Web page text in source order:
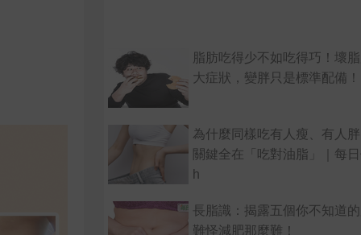
脂肪吃得少不如吃得巧！壞
大症狀，變胖只是標準配備！
為什麼同樣吃有人瘦、有人
關鍵全在「吃對油脂」｜每
h
長脂識：揭露五個你不知道
難怪減肥那麼難！